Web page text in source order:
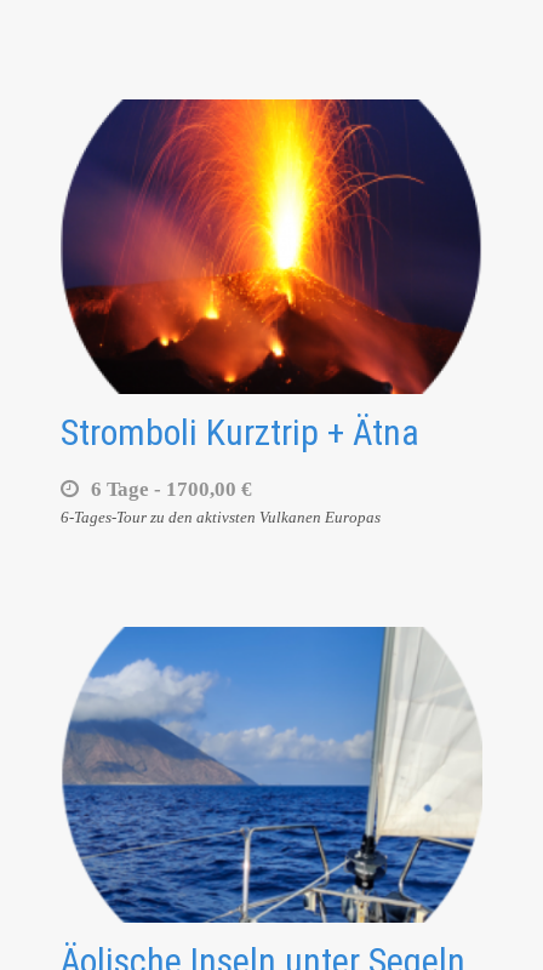
Stromboli Kurztrip + Ätna
6 Tage - 1700,00 €
6-Tages-Tour zu den aktivsten Vulkanen Europas
Äolische Inseln unter Segeln